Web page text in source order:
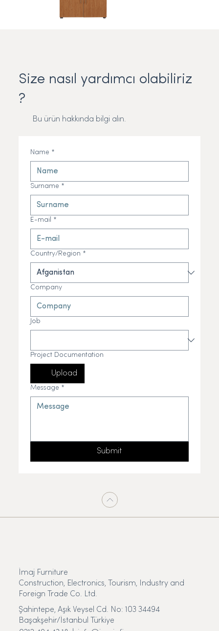
Size nasıl yardımcı olabiliriz
?
Bu ürün hakkında bilgi alın.
Name *
Surname *
E-mail *
Country/Region *
Company
Job
Project Documentation
Upload
Message *
Submit
İmaj Furniture
Construction, Electronics, Tourism, Industry and
Foreign Trade Co. Ltd.
Şahintepe, Aşık Veysel Cd. No: 103 34494
Başakşehir/İstanbul Türkiye